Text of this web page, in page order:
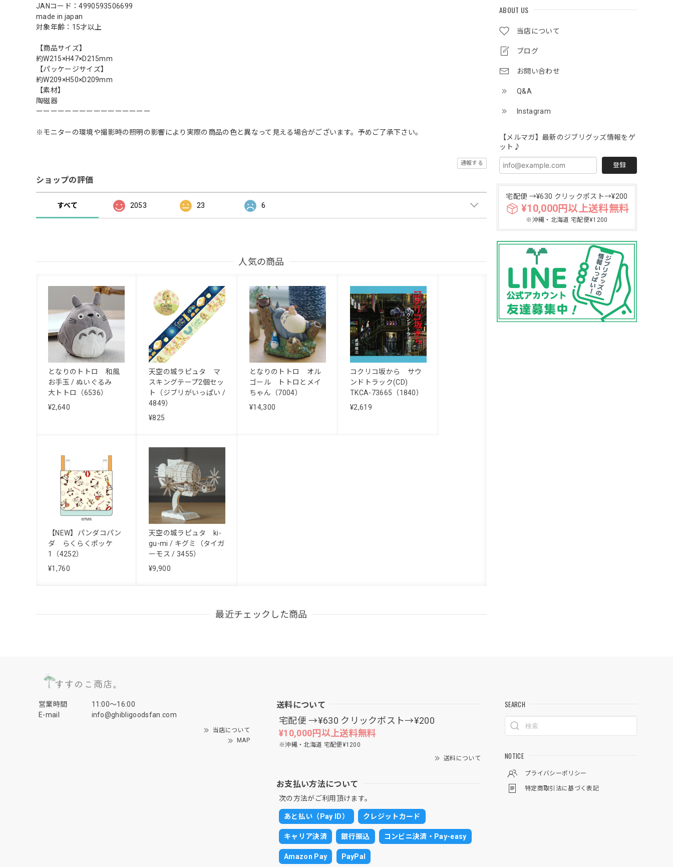
ABOUT US
当店について
ブログ
お問い合わせ
Q&A
Instagram
【メルマガ】最新のジブリグッズ情報をゲ
ット♪
登録
宅配便 →¥630 クリックポスト→¥200
¥10,000円以上送料無料
※沖縄・北海道 宅配便¥1200
JANコード：4990593506699
made in japan
対象年齢：15才以上
【商品サイズ】
約W215×H47×D215mm
【パッケージサイズ】
約W209×H50×D209mm
【素材】
陶磁器
ーーーーーーーーーーーーーーーー
※モニターの環境や撮影時の照明の影響により実際の商品の色と異なって見える場合がございます。予めご了承下さい。
通報する
ショップの評価
すべて 2053 23 6
人気の商品
となりのトトロ 和風
お手玉 / ぬいぐるみ
大トトロ（6536）
¥2,640
天空の城ラピュタ マ
スキングテープ2個セッ
ト（ジブリがいっぱい /
4849）
¥825
となりのトトロ オル
ゴール トトロとメイ
ちゃん（7004）
¥14,300
コクリコ坂から サウ
ンドトラック(CD)
TKCA-73665（1840）
¥2,619
【NEW】パンダコパン
ダ らくらくポッケ
1（4252）
¥1,760
天空の城ラピュタ ki-
gu-mi / キグミ（タイガ
ーモス / 3455）
¥9,900
最近チェックした商品
営業時間
11:00〜16:00
E-mail
info@ghibligoodsfan.com
当店について
MAP
送料について
宅配便 →¥630 クリックポスト→¥200
¥10,000円以上送料無料
※沖縄・北海道 宅配便¥1200
送料について
お支払い方法について
次の方法がご利用頂けます。
あと払い（Pay ID） クレジットカード
キャリア決済 銀行振込 コンビニ決済・Pay-easy
Amazon Pay PayPal
SEARCH
NOTICE
プライバシーポリシー
特定商取引法に基づく表記